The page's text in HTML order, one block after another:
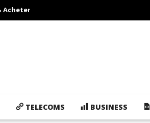
Acheter des cartouches d'encre pas cher,
TELECOMS BUSINESS